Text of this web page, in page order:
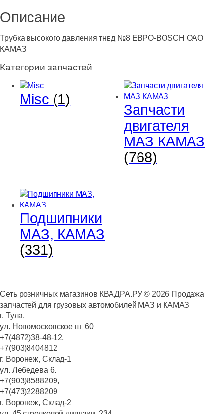
Описание
Трубка высокого давления тнвд №8 ЕВРО-BOSCH ОАО
КАМАЗ
Категории запчастей
Misc (1)
Запчасти
двигателя
МАЗ КАМАЗ
(768)
Подшипники
МАЗ, КАМАЗ
(331)
Сеть розничных магазинов КВАДРА.РУ ©2026Продажа
запчастей для грузовых автомобилей МАЗ и КАМАЗ
г. Тула,
ул. Новомосковское ш, 60
+7(4872)38-48-12,
+7(903)8404812
г. Воронеж, Склад-1
ул. Лебедева 6.
+7(903)8588209,
+7(473)2288209
г. Воронеж, Склад-2